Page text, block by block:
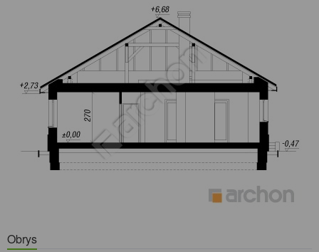
Obrys